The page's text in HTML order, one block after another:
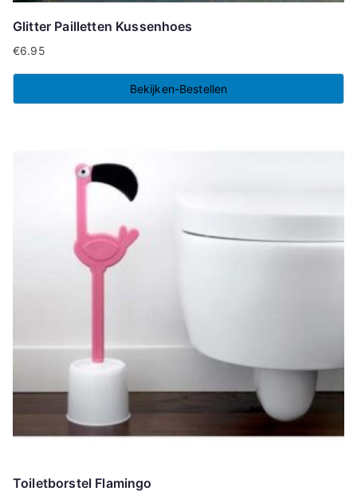
Glitter Pailletten Kussenhoes
€6.95
Bekijken-Bestellen
Toiletborstel Flamingo